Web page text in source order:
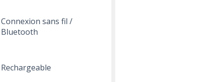
Connexion sans fil /
Bluetooth
Rechargeable